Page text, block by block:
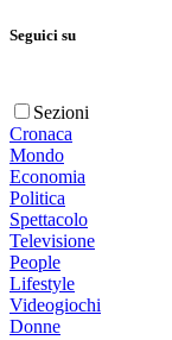
Seguici su
Sezioni
Cronaca
Mondo
Economia
Politica
Spettacolo
Televisione
People
Lifestyle
Videogiochi
Donne